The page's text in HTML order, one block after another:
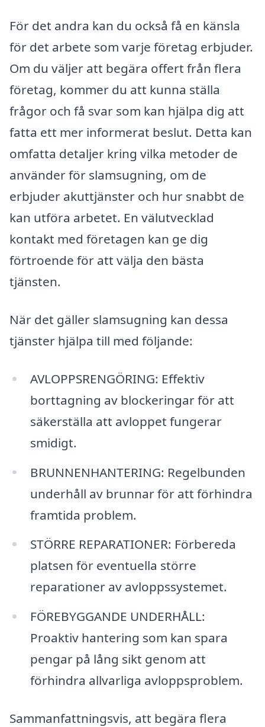
För det andra kan du också få en känsla
för det arbete som varje företag erbjuder.
Om du väljer att begära offert från flera
företag, kommer du att kunna ställa
frågor och få svar som kan hjälpa dig att
fatta ett mer informerat beslut. Detta kan
omfatta detaljer kring vilka metoder de
använder för slamsugning, om de
erbjuder akuttjänster och hur snabbt de
kan utföra arbetet. En välutvecklad
kontakt med företagen kan ge dig
förtroende för att välja den bästa
tjänsten.
När det gäller slamsugning kan dessa
tjänster hjälpa till med följande:
AVLOPPSRENGÖRING: Effektiv
borttagning av blockeringar för att
säkerställa att avloppet fungerar
smidigt.
BRUNNENHANTERING: Regelbunden
underhåll av brunnar för att förhindra
framtida problem.
STÖRRE REPARATIONER: Förbereda
platsen för eventuella större
reparationer av avloppssystemet.
FÖREBYGGANDE UNDERHÅLL:
Proaktiv hantering som kan spara
pengar på lång sikt genom att
förhindra allvarliga avloppsproblem.
Sammanfattningsvis, att begära flera